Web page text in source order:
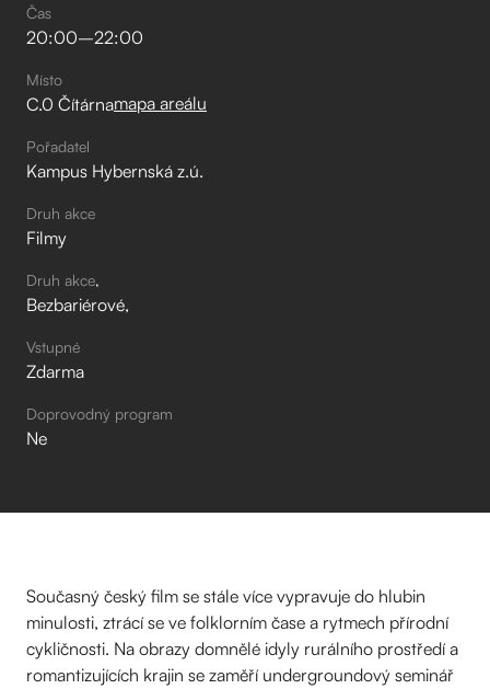
Čas
20:00–⁠22:00
Místo
C.0 Čítárnamapa areálu
Pořadatel
Kampus Hybernská z.ú.
Druh akce
Filmy
Druh akce
Bezbariérové
Vstupné
Zdarma
Doprovodný program
Ne
Současný český film se stále více vypravuje do hlubin
minulosti, ztrácí se ve folklorním čase a rytmech přírodní
cykličnosti. Na obrazy domnělé idyly rurálního prostředí a
romantizujících krajin se zaměří undergroundový seminář